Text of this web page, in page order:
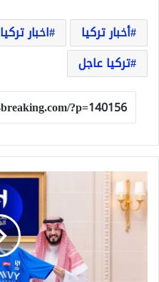
أخبار تركيا اخبار تركيا
تركيا عاجل
كم
تبلغ
قيمة
عقد